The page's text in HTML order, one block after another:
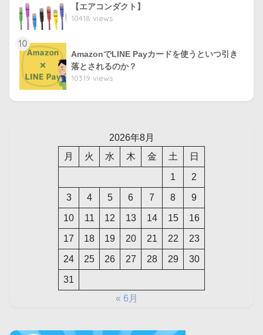
【エアコンダクト】
10418 views
10
AmazonでLINE Payカードを使うといつ引き
落とされるのか？
10319 views
2026年8月
月
火 水 木 金 土 日
1 2
3 4 5 6 7 8 9
10 11 12 13 14 15 16
17 18 19 20 21 22 23
24 25 26 27 28 29 30
31
« 6月